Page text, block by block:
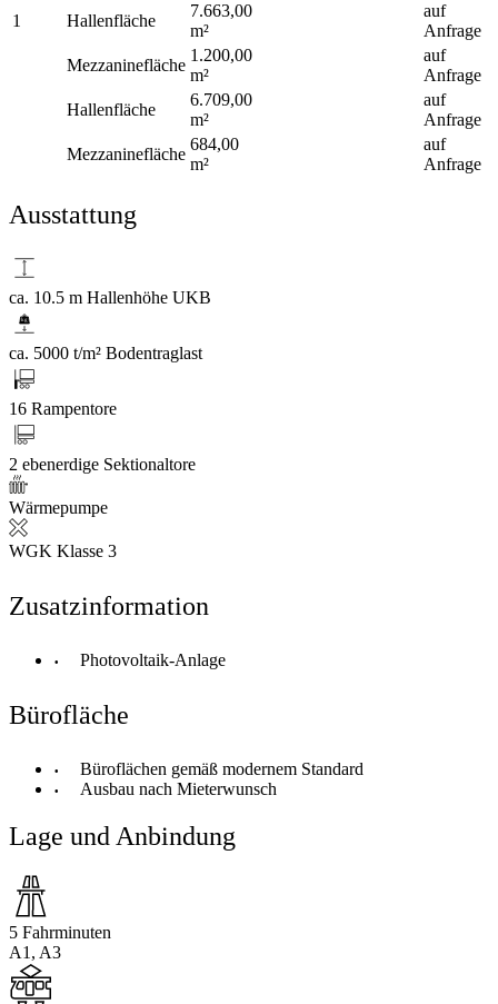
1 Hallenfläche
7.663,00
m²
auf
Anfrage
Mezzaninefläche
1.200,00
m²
auf
Anfrage
Hallenfläche
6.709,00
m²
auf
Anfrage
Mezzaninefläche
684,00
m²
auf
Anfrage
Ausstattung
ca. 10.5 m Hallenhöhe UKB
ca. 5000 t/m² Bodentraglast
16 Rampentore
2 ebenerdige Sektionaltore
Wärmepumpe
WGK Klasse 3
Zusatzinformation
Photovoltaik-Anlage
Bürofläche
Büroflächen gemäß modernem Standard
Ausbau nach Mieterwunsch
Lage und Anbindung
5 Fahrminuten
A1, A3